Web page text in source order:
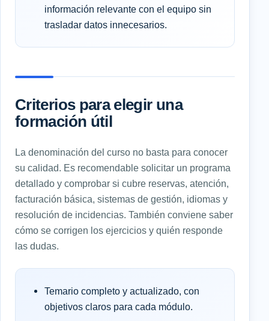
información relevante con el equipo sin
trasladar datos innecesarios.
Criterios para elegir una
formación útil
La denominación del curso no basta para conocer
su calidad. Es recomendable solicitar un programa
detallado y comprobar si cubre reservas, atención,
facturación básica, sistemas de gestión, idiomas y
resolución de incidencias. También conviene saber
cómo se corrigen los ejercicios y quién responde
las dudas.
Temario completo y actualizado, con
objetivos claros para cada módulo.